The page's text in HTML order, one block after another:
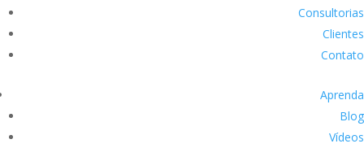
Consultorias
Clientes
Contato
Aprenda
Blog
Vídeos